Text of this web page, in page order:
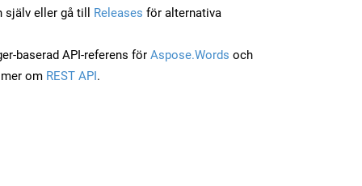
själv eller gå till Releases för alternativa
baserad API-referens för Aspose.Words och
om REST API.